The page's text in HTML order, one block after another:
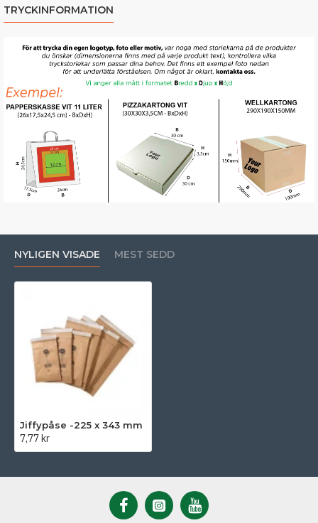
TRYCKINFORMATION
NYLIGEN VISADE MEST SEDD
Jiffypåse -225 x 343 mm
7,77 kr